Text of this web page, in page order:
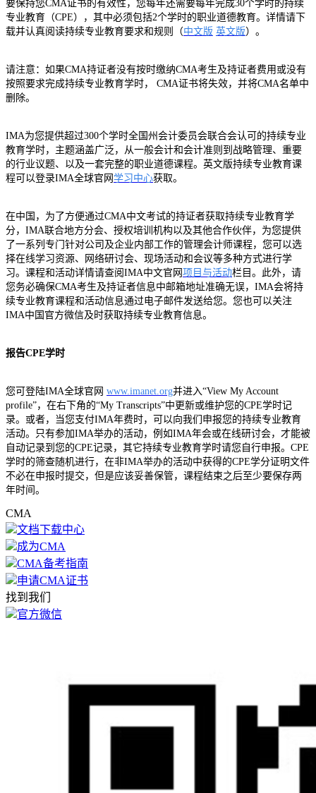
要保持您CMA证书的有效性，您每年还需要每年完成30个学时的持续
专业教育（CPE），其中必须包括2个学时的职业道德教育。详情请下
载并认真阅读持续专业教育要求和规则（中文版 英文版）。
请注意：如果CMA持证者没有按时缴纳CMA考生及持证者费用或没有
按照要求完成持续专业教育学时， CMA证书将失效，并将CMA名单中
删除。
IMA为您提供超过300个学时全国州会计委员会联合会认可的持续专业
教育学时，主题涵盖广泛，从一般会计和会计准则到战略管理、重要
的行业议题、以及一套完整的职业道德课程。英文版持续专业教育课
程可以登录IMA全球官网 学习中心获取。
在中国，为了方便通过CMA中文考试的持证者获取持续专业教育学
分，IMA联合地方分会、授权培训机构以及其他合作伙伴，为您提供
了一系列专门针对公司及企业内部工作的管理会计师课程，您可以选
择在线学习资源、网络研讨会、现场活动和会议等多种方式进行学
习。课程和活动详情请查阅IMA中文官网 项目与活动栏目。此外，请
您务必确保CMA考生及持证者信息中邮箱地址准确无误，IMA会将持
续专业教育课程和活动信息通过电子邮件发送给您。您也可以关注
IMA中国官方微信及时获取持续专业教育信息。
报告CPE学时
您可登陆IMA全球官网 www.imanet.org并进入“View My Account
profile”，在右下角的“My Transcripts”中更新或维护您的CPE学时记
录。或者，当您支付IMA年费时，可以向我们申报您的持续专业教育
活动。只有参加IMA举办的活动，例如IMA年会或在线研讨会，才能被
自动记录到您的CPE记录，其它持续专业教育学时请您自行申报。CPE
学时的筛查随机进行，在非IMA举办的活动中获得的CPE学分证明文件
不必在申报时提交，但是应该妥善保管，课程结束之后至少要保存两
年时间。
CMA
文档下载中心
成为CMA
CMA备考指南
申请CMA证书
找到我们
官方微信